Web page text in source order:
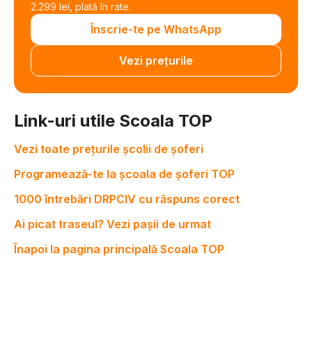
2.299 lei, plată în rate.
Înscrie-te pe WhatsApp
Vezi prețurile
Link-uri utile Scoala TOP
Vezi toate prețurile școlii de șoferi
Programează-te la școala de șoferi TOP
1000 întrebări DRPCIV cu răspuns corect
Ai picat traseul? Vezi pașii de urmat
Înapoi la pagina principală Scoala TOP